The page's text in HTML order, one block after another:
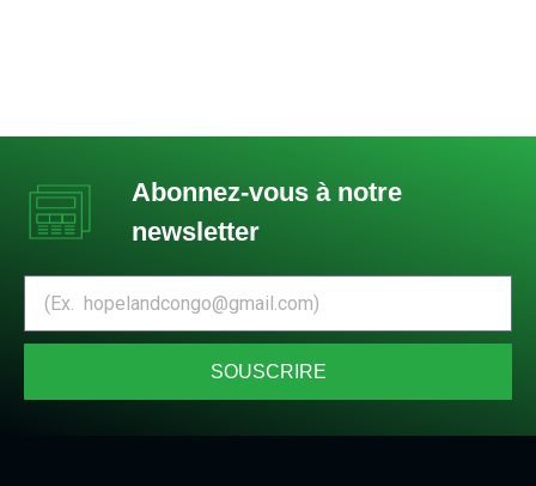
Abonnez-vous à notre
newsletter
SOUSCRIRE